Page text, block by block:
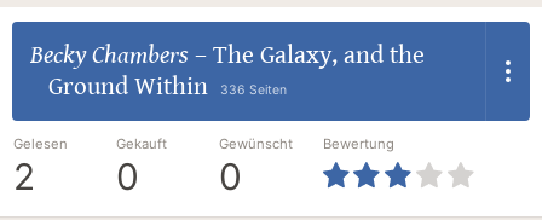
Becky Chambers – The Galaxy, and the
Ground Within
336 Seiten
Gelesen
2
Gekauft
0
Gewünscht
0
Bewertung